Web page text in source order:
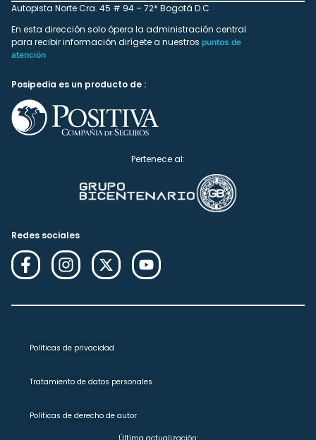
Autopista Norte Cra. 45 # 94 – 72* Bogotá D.C
En esta dirección solo ópera la administración central
para recibir información dirígete a nuestros puntos de
atención
Posipedia es un producto de :
Pertenece al:
Redes sociales
Políticas de privacidad
Tratamiento de datos personales
Políticas de derecho de autor